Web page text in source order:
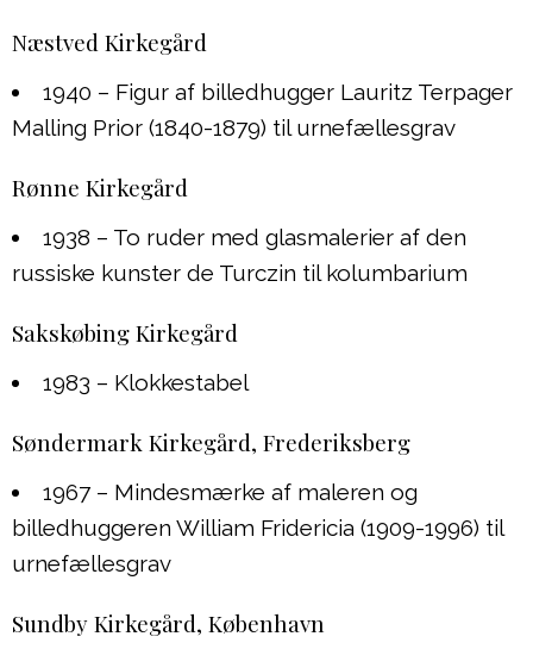
Næstved Kirkegård
1940 – Figur af billedhugger Lauritz Terpager
Malling Prior (1840-1879) til urnefællesgrav
Rønne Kirkegård
1938 – To ruder med glasmalerier af den
russiske kunster de Turczin til kolumbarium
Sakskøbing Kirkegård
1983 – Klokkestabel
Søndermark Kirkegård, Frederiksberg
1967 – Mindesmærke af maleren og
billedhuggeren William Fridericia (1909-1996) til
urnefællesgrav
Sundby Kirkegård, København